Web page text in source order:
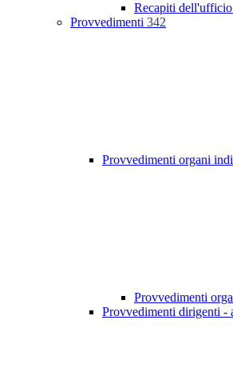
Recapiti dell'ufficio
Provvedimenti 342
Provvedimenti organi
Provvedimenti
Provvedimenti dirigenti -